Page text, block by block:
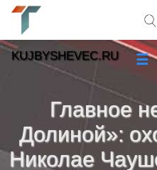
Главное
Долиной»:
Николае
KUJBYSHEVEC.RU ☰
Новости
Тренды новостей»
Рубрики»